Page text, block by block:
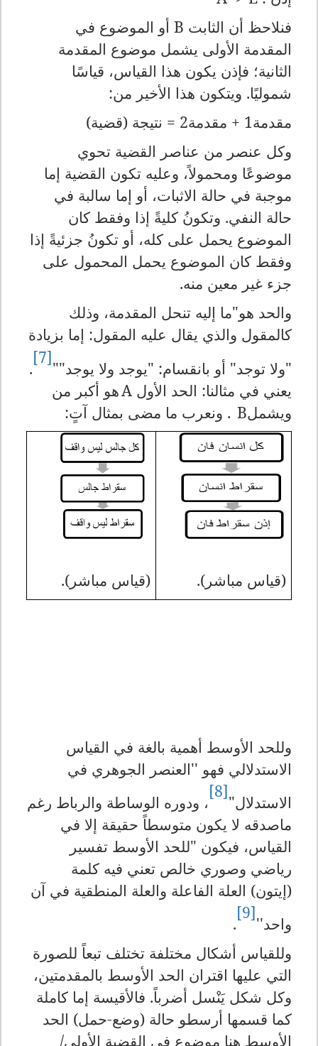
فنلاحظ أن الثابت B أو الموضوع في
المقدمة الأولى يشمل موضوع المقدمة
الثانية؛ فإذن يكون هذا القياس، قياسًا
شموليًا. ويتكون هذا الأخير من:
مقدمة1 + مقدمة2 = نتيجة (قضية)
وكل عنصر من عناصر القضية تحوي
موضوعًا ومحمولاً، وعليه تكون القضية إما
موجبة في حالة الاثبات، أو إما سالبة في
حالة النفي. وتكونُ كليةً إذا وفقط كان
الموضوع يحمل على كله، أو تكونُ جزئيةً إذا
وفقط كان الموضوع يحمل المحمول على
جزء غير معين منه.
والحد هو"ما إليه تنحل المقدمة، وذلك
كالمقول والذي يقال عليه المقول: إما بزيادة
"ولا توجد" أو بانقسام: "يوجد ولا يوجد""
[7]
.
يعني في مثالنا: الحد الأول Aهو أكبر من
ويشملB . ونعرب ما مضى بمثال آتٍ:
(قياس مباشر). (قياس مباشر).
وللحد الأوسط أهمية بالغة في القياس
الاستدلالي فهو ''العنصر الجوهري في
الاستدلال"
[8]
، ودوره الوساطة والرباط رغم
ماصدقه لا يكون متوسطاً حقيقة إلا في
القياس، فيكون "للحد الأوسط تفسير
رياضي وصوري خالص تعني فيه كلمة
(إيتون) العلة الفاعلة والعلة المنطقية في آن
واحد''
[9]
.
وللقياس أشكال مختلفة تختلف تبعاً للصورة
التي عليها اقتران الحد الأوسط بالمقدمتين،
وكل شكل يَنْسل أضرباً. فالأقيسة إما كاملة
كما قسمها أرسطو حالة (وضع-حمل) الحد
الأوسط هنا موضوع في القضية الأولى/